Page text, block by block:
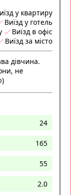
у квартиру
Виїзд у готель
Виїзд в офіс
Виїзд за місто
дівчина.
не
24
165
55
2.0